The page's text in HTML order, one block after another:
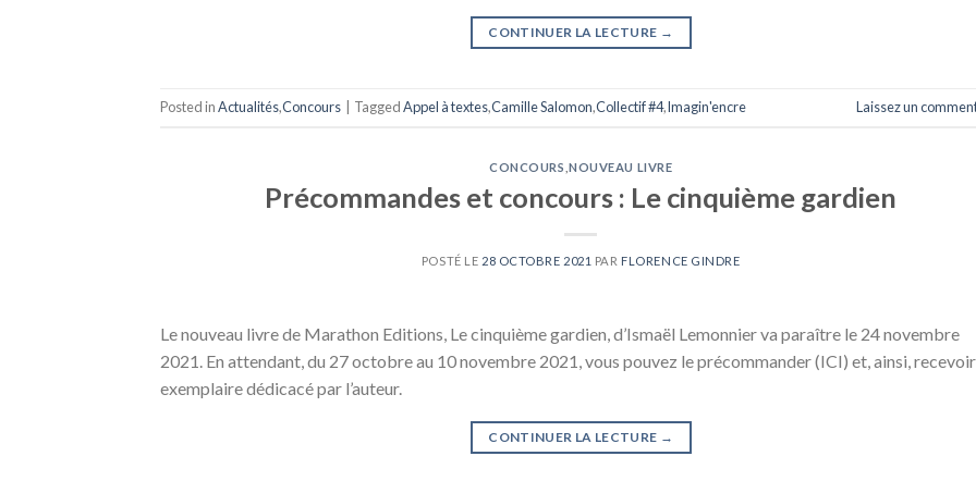
CONTINUER LA LECTURE →
Posted inActualités,Concours TaggedAppel à textes,Camille Salomon,Collectif #4,Imagin'encre Laissez un
CONCOURS ,NOUVEAU LIVRE
Précommandes et concours : Le cinquième gardien
POSTÉ LE 28 OCTOBRE 2021 PAR FLORENCE GINDRE
Le nouveau livre de Marathon Editions, Le cinquième gardien, d’Ismaël Lemonnier va paraître le 24 novembre
2021. En attendant, du 27 octobre au 10 novembre 2021, vous pouvez le précommander (ICI) et, ainsi,
exemplaire dédicacé par l’auteur.
CONTINUER LA LECTURE →